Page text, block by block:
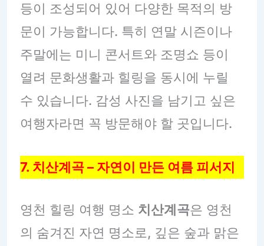
등이 조성되어 있어 다양한 목적의 방
문이 가능합니다. 특히 연말 시즌이나
주말에는 미니 콘서트와 조명쇼 등이
열려 문화생활과 힐링을 동시에 누릴
수 있습니다. 감성 사진을 남기고 싶은
여행자라면 꼭 방문해야 할 곳입니다.
7. 치산계곡 – 자연이 만든 여름 피서지
영천 힐링 여행 명소 치산계곡은 영천
의 숨겨진 자연 명소로, 깊은 숲과 맑은